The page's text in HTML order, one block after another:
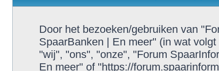
Door het bezoeken/gebruiken van
SpaarBanken | En meer" (in wat
"wij", "ons", "onze", "Forum
En meer" of "https://